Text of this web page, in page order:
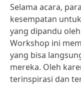
Selama acara,
kesempatan
yang dipandu
Workshop ini
yang bisa
mereka. Oleh
terinspirasi dan